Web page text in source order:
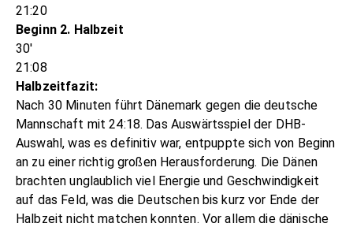
21:20
Beginn 2. Halbzeit
30'
21:08
Halbzeitfazit:
Nach 30 Minuten führt Dänemark gegen die deutsche
Mannschaft mit 24:18. Das Auswärtsspiel der DHB-
Auswahl, was es definitiv war, entpuppte sich von Beginn
an zu einer richtig großen Herausforderung. Die Dänen
brachten unglaublich viel Energie und Geschwindigkeit
auf das Feld, was die Deutschen bis kurz vor Ende der
Halbzeit nicht matchen konnten. Vor allem die dänische